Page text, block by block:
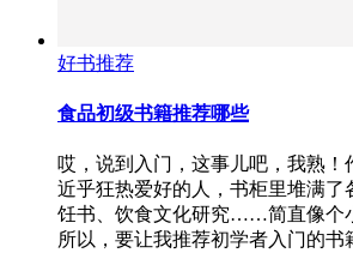
好书推荐
食品初级书籍推荐哪些
哎，说到入门，这事儿吧，我熟！
近乎狂热爱好的人，书柜里堆满了
饪书、饮食文化研究……简直像个
所以，要让我推荐初学者入门的